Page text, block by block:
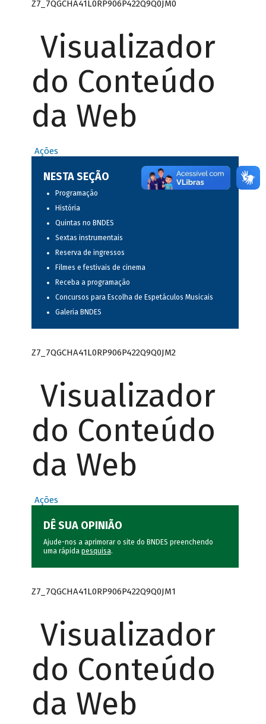
Z7_7QGCHA41L0RP906P422Q9Q0JM0
Visualizador
do Conteúdo
da Web
Ações
NESTA SEÇÃO
Programação
História
Quintas no BNDES
Sextas instrumentais
Reserva de ingressos
Filmes e festivais de cinema
Receba a programação
Concursos para Escolha de Espetáculos Musicais
Galeria BNDES
Z7_7QGCHA41L0RP906P422Q9Q0JM2
Visualizador
do Conteúdo
da Web
Ações
DÊ SUA OPINIÃO
Ajude-nos a aprimorar o site do BNDES preenchendo
uma rápida pesquisa.
Z7_7QGCHA41L0RP906P422Q9Q0JM1
Visualizador
do Conteúdo
da Web